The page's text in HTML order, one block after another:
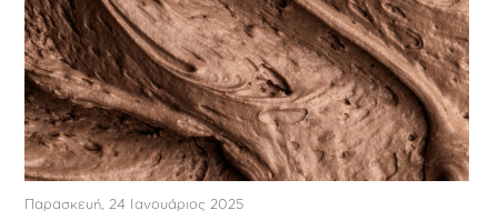
Παρασκευή, 24 Ιανουάριος 2025